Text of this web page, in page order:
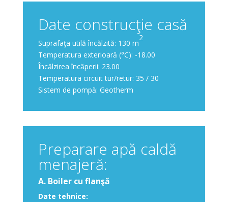
Date construcţie casă
Suprafaţa utilă încălzită: 130 m
2
Temperatura exterioară (°C): -18.00
Încălzirea încăperii: 23.00
Temperatura circuit tur/retur: 35 / 30
Sistem de pompă: Geotherm
Preparare apă caldă
menajeră:
A. Boiler cu flanşă
Date tehnice: